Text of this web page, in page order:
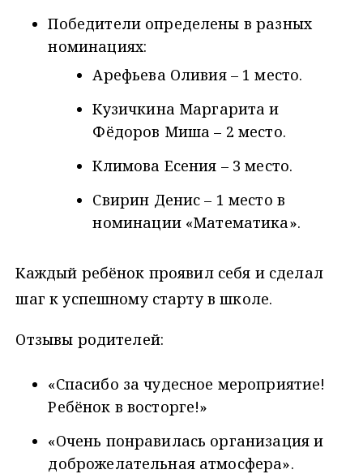
Победители определены в разных
номинациях:
Арефьева Оливия – 1 место.
Кузичкина Маргарита и
Фёдоров Миша – 2 место.
Климова Есения – 3 место.
Свирин Денис – 1 место в
номинации «Математика».
Каждый ребёнок проявил себя и сделал
шаг к успешному старту в школе.
Отзывы родителей:
«Спасибо за чудесное мероприятие!
Ребёнок в восторге!»
«Очень понравилась организация и
доброжелательная атмосфера».